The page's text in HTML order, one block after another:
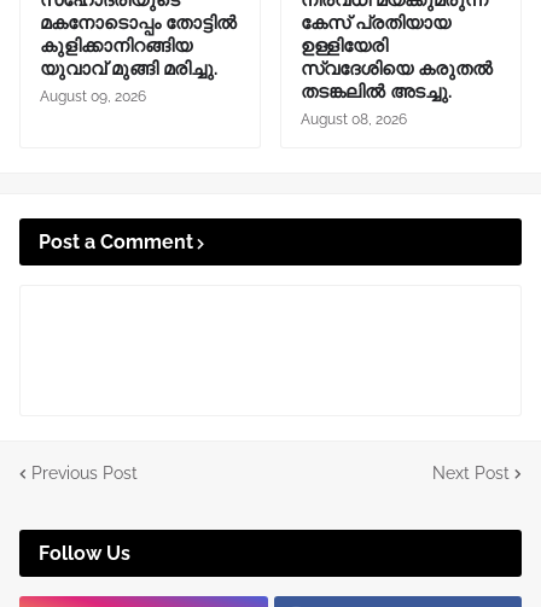
മകനോടൊപ്പം തോട്ടിൽ
കുളിക്കാനിറങ്ങിയ
യുവാവ് മുങ്ങി മരിച്ചു.
August 09, 2026
കേസ് പ്രതിയായ
ഉള്ളിയേരി
സ്വദേശിയെ കരുതൽ
തടങ്കലിൽ അടച്ചു.
August 08, 2026
Post a Comment
Previous Post Next Post
Follow Us